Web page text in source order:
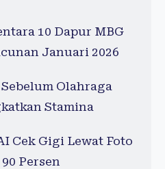
10 Dapur MBG
Januari 2026
Olahraga
Stamina
Cek Gigi Lewat Foto
Persen